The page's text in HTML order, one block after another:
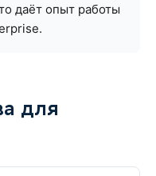
даёт опыт работы
для